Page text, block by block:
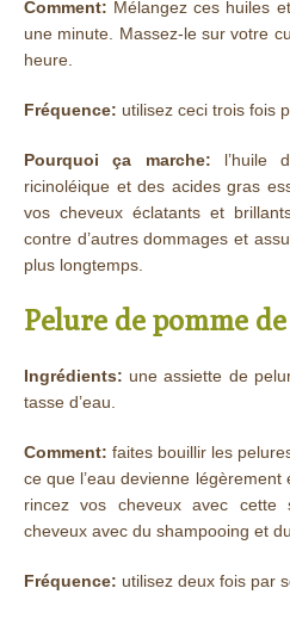
Comment: Mélangez ces huiles
une minute. Massez-le sur votre
heure.
Fréquence: utilisez ceci trois fois
Pourquoi ça marche: l’huile
ricinoléique et des acides gras
vos cheveux éclatants et
contre d’autres dommages et
plus longtemps.
Pelure de pomme
Ingrédients: une assiette de
tasse d’eau.
Comment: faites bouillir les
ce que l’eau devienne
rincez vos cheveux avec cette
cheveux avec du shampooing et
Fréquence: utilisez deux fois par